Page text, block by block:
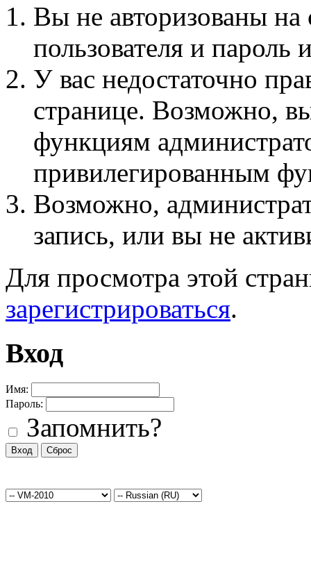
Вы не авторизованы на
пользователя и пароль
У вас недостаточно
странице. Возможно,
функциям
привилегированным
Возможно,
запись, или вы не
Для просмотра этой
зарегистрироваться.
Вход
Имя:
Пароль:
Запомнить?